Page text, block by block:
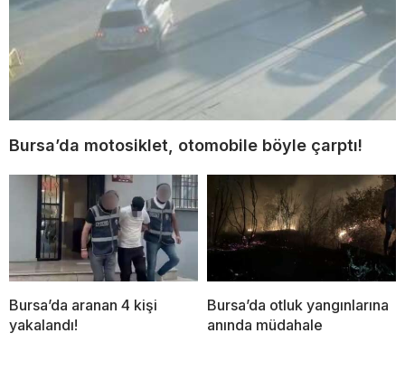
Bursa’da motosiklet, otomobile böyle çarptı!
Bursa’da aranan 4 kişi
yakalandı!
Bursa’da otluk yangınlarına
anında müdahale